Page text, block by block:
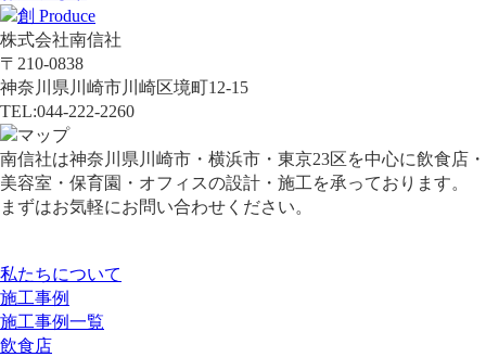
株式会社南信社
〒210-0838
神奈川県川崎市川崎区境町12-15
TEL:044-222-2260
南信社は神奈川県川崎市・横浜市・東京23区を中心に飲食店・
美容室・保育園・オフィスの設計・施工を承っております。
まずはお気軽にお問い合わせください。
私たちについて
施工事例
施工事例一覧
飲食店